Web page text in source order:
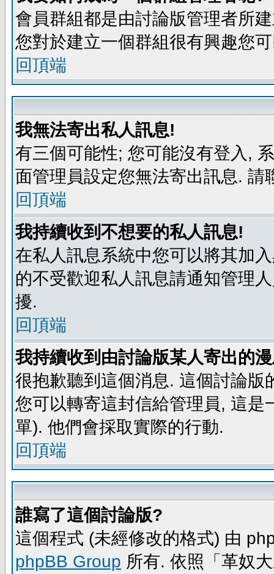
會員群組都是由討論版管理者所
您對於建立一個群組很有興趣您
回頂端
我無法寄出私人訊息!
有三個可能性; 您可能沒有登入,
面管理員設定您無法寄出訊息. 請
回頂端
我持續收到不想要的私人訊息!
在私人訊息系統中您可以將其加
的不受歡迎私人訊息請通知管理
擾.
回頂端
我持續收到由討論版某人寄出的
很抱歉聽到這個消息. 這個討論
您可以轉寄這封信給管理員, 這
單). 他們會採取實際的行動.
回頂端
誰寫了這個討論版?
這個程式 (未經修改的格式) 由
phpBB Group 所有. 依照「革奴